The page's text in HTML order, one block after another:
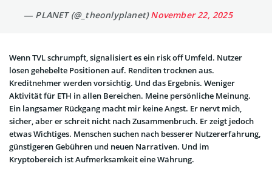
— PLANET (@_theonlyplanet)November 22, 2025
Wenn TVL schrumpft, signalisiert es ein risk off Umfeld. Nutzer
lösen gehebelte Positionen auf. Renditen trocknen aus.
Kreditnehmer werden vorsichtig. Und das Ergebnis. Weniger
Aktivität für ETH in allen Bereichen. Meine persönliche Meinung.
Ein langsamer Rückgang macht mir keine Angst. Er nervt mich,
sicher, aber er schreit nicht nach Zusammenbruch. Er zeigt jedoch
etwas Wichtiges. Menschen suchen nach besserer Nutzererfahrung,
günstigeren Gebühren und neuen Narrativen. Und im
Kryptobereich ist Aufmerksamkeit eine Währung.